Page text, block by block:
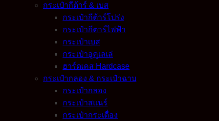
กระเป๋ากีต้าร์ & เบส
กระเป๋ากีต้าร์โปร่ง
กระเป๋ากีตาร์ไฟฟ้า
กระเป๋าเบส
กระเป๋าอูคูเลเล่
ฮาร์ดเคส Hardcase
กระเป๋ากลอง & กระเป๋าฉาบ
กระเป๋ากลอง
กระเป๋าสแนร์
กระเป๋ากระเดื่อง